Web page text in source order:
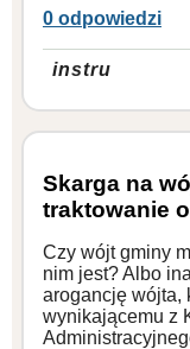
0 odpowiedzi
instru
Skarga na
traktowanie
Czy wójt gminy
nim jest? Albo
arogancję wójta,
wynikającemu z